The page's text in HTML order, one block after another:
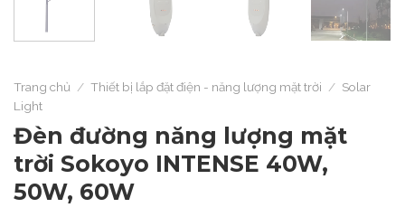
Trang chủ / Thiết bị lắp đặt điện - năng lượng mặt trời / Solar
Light
Đèn đường năng lượng mặt
trời Sokoyo INTENSE 40W,
50W, 60W